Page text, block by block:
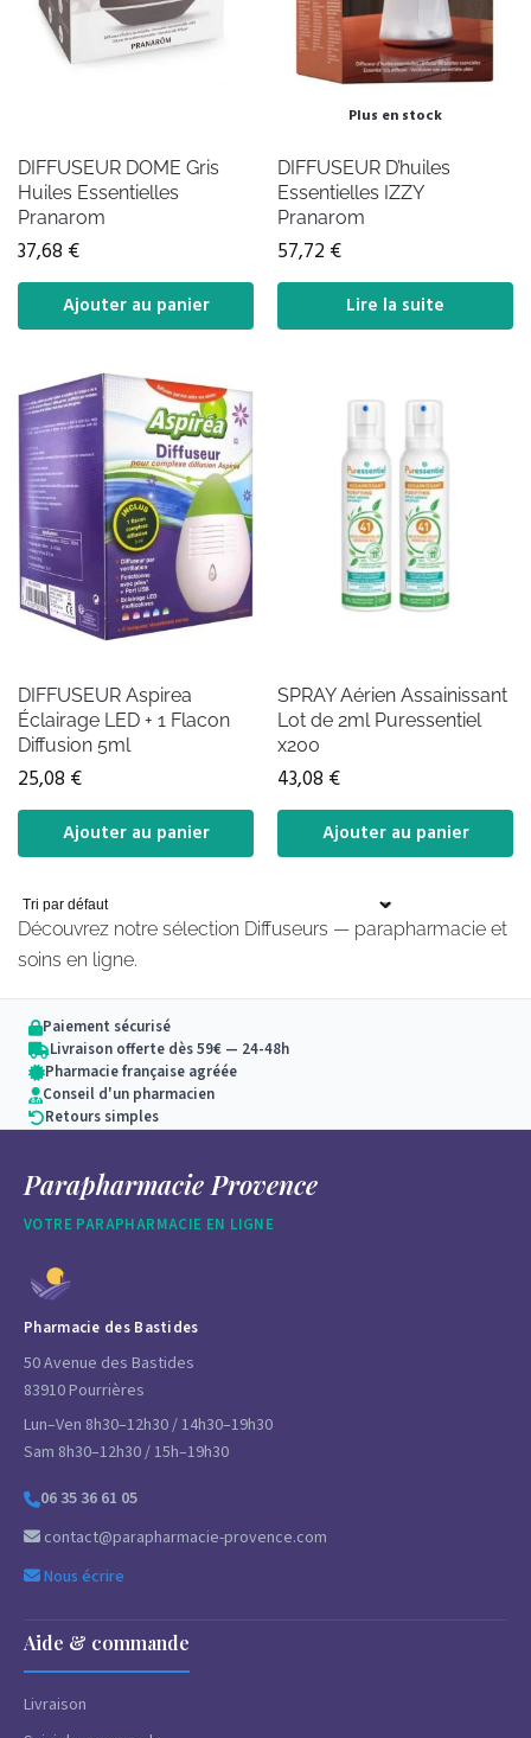
DIFFUSEUR DOME Gris
Huiles Essentielles
Pranarom
37,68 €
Ajouter au panier
Plus en stock
DIFFUSEUR D’huiles
Essentielles IZZY
Pranarom
57,72 €
Lire la suite
DIFFUSEUR Aspirea
Éclairage LED + 1 Flacon
Diffusion 5ml
25,08 €
Ajouter au panier
SPRAY Aérien Assainissant
Lot de 2ml Puressentiel
x200
43,08 €
Ajouter au panier
Découvrez notre sélection Diffuseurs — parapharmacie et
soins en ligne.
Paiement sécurisé
Livraison offerte dès 59€ — 24-48h
Pharmacie française agréée
Conseil d'un pharmacien
Retours simples
Parapharmacie Provence
VOTRE PARAPHARMACIE EN LIGNE
Pharmacie des Bastides
50 Avenue des Bastides
83910 Pourrières
Lun–Ven 8h30–12h30 / 14h30–19h30
Sam 8h30–12h30 / 15h–19h30
06 35 36 61 05
contact@parapharmacie-provence.com
Nous écrire
Aide & commande
Livraison